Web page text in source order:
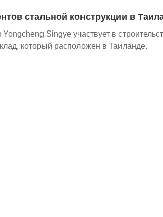
стальной конструкции в
Singye участвует в
который расположен в Таиланде.